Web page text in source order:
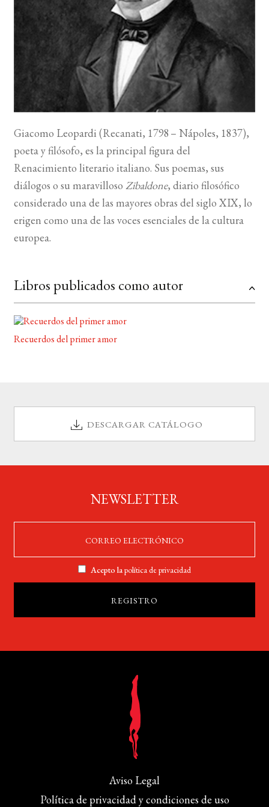
BUSCAR
LISTA DE LIBROS
Giacomo Leopardi (Recanati, 1798 – Nápoles, 1837),
poeta y filósofo, es la principal figura del
Renacimiento literario italiano. Sus poemas, sus
diálogos o su maravilloso Zibaldone, diario filosófico
considerado una de las mayores obras del siglo XIX, lo
erigen como una de las voces esenciales de la cultura
europea.
Libros publicados como autor
Recuerdos del primer amor
DESCARGAR CATÁLOGO
NEWSLETTER
Acepto lapolítica de privacidad
Aviso Legal
Política de privacidad y condiciones de uso